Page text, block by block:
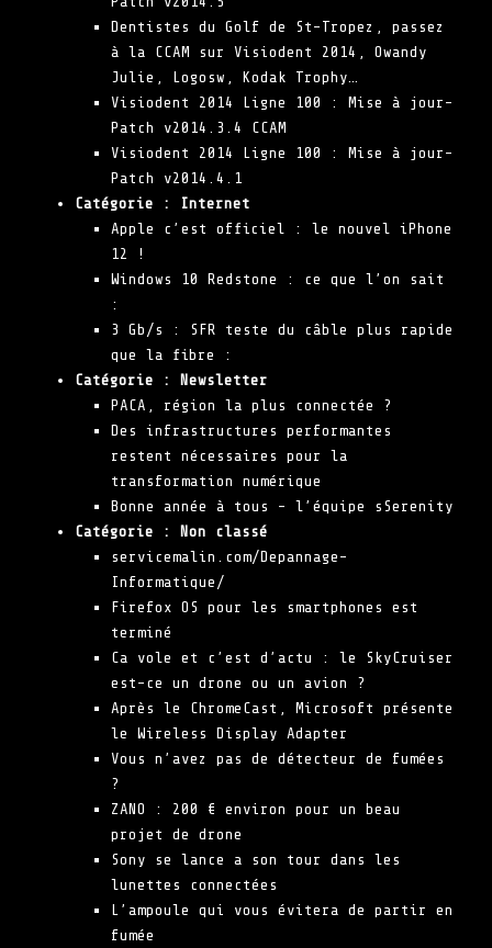
Dentistes du Golf de St-Tropez, passez
à la CCAM sur Visiodent 2014, Owandy
Julie, Logosw, Kodak Trophy…
Visiodent 2014 Ligne 100 : Mise à jour-
Patch v2014.3.4 CCAM
Visiodent 2014 Ligne 100 : Mise à jour-
Patch v2014.4.1
Catégorie :
Internet
Apple c’est officiel : le nouvel iPhone
12 !
Windows 10 Redstone : ce que l’on sait
:
3 Gb/s : SFR teste du câble plus rapide
que la fibre :
Catégorie :
Newsletter
PACA, région la plus connectée ?
Des infrastructures performantes
restent nécessaires pour la
transformation numérique
Bonne année à tous – l’équipe sSerenity
Catégorie :
Non classé
servicemalin.com/Depannage-
Informatique/
Firefox OS pour les smartphones est
terminé
Ca vole et c’est d’actu : le SkyCruiser
est-ce un drone ou un avion ?
Après le ChromeCast, Microsoft présente
le Wireless Display Adapter
Vous n’avez pas de détecteur de fumées
?
ZANO : 200 € environ pour un beau
projet de drone
Sony se lance a son tour dans les
lunettes connectées
L’ampoule qui vous évitera de partir en
fumée